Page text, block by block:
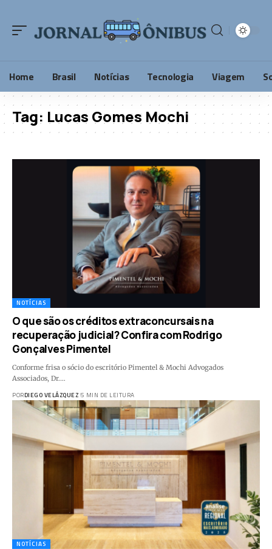
Home Brasil Notícias Tecnologia Viagem
Tag: Lucas Gomes Mochi
NOTÍCIAS
O que são os créditos extraconcursais na
recuperação judicial? Confira com Rodrigo
Gonçalves Pimentel
Conforme frisa o sócio do escritório Pimentel & Mochi Advogados
Associados, Dr.…
PORDIEGO VELÁZQUEZ 5 MIN DE LEITURA
NOTÍCIAS